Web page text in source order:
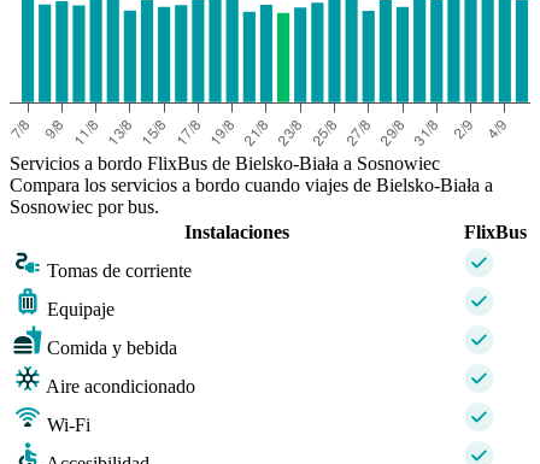
Servicios a bordo FlixBus de Bielsko-Biała a Sosnowiec
Compara los servicios a bordo cuando viajes de Bielsko-Biała a
Sosnowiec por bus.
Instalaciones
FlixBus
Tomas de corriente
Equipaje
Comida y bebida
Aire acondicionado
Wi-Fi